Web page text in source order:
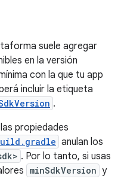
suele agregar
en la versión
con la que tu app
incluir la etiqueta
.
propiedades
anulan los
. Por lo tanto, si usas
minSdkVersion y